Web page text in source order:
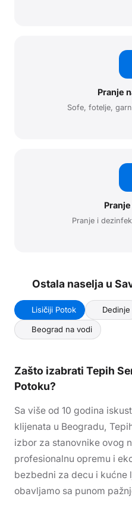
Pranje
Sofe, fotelje,
Pranje i
Ostala naselja u
Lisičiji Potok Dedinje
Beograd na vodi
Zašto izabrati Tepih
Potoku?
Sa više od 10 godina
klijenata u Beogradu,
izbor za stanovnike ovog
profesionalnu opremu i
bezbedni za decu i kućne
obavljamo sa punom